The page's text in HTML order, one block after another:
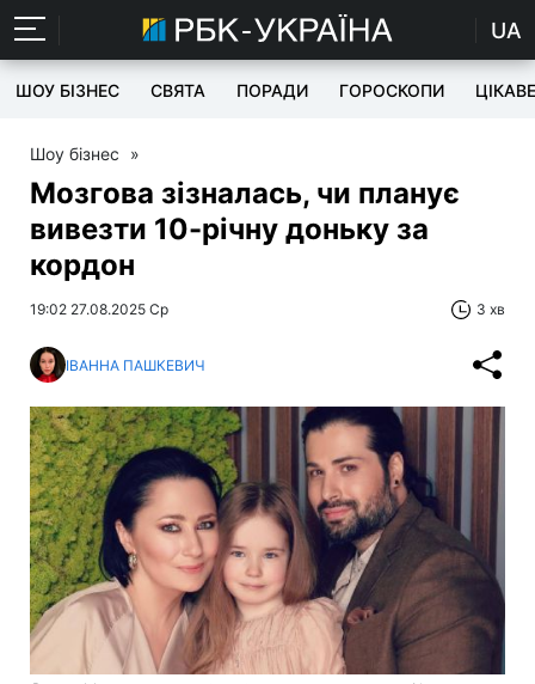
UA
ШОУ БІЗНЕС СВЯТА ПОРАДИ ГОРОСКОПИ ЦІКАВЕ
Шоу бізнес »
Мозгова зізналась, чи планує
вивезти 10-річну доньку за
кордон
19:02 27.08.2025 Ср 3 хв
ІВАННА ПАШКЕВИЧ